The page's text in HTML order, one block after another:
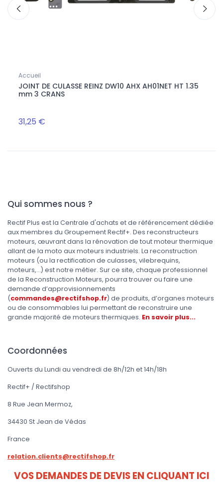
Accueil
JOINT DE CULASSE REINZ DW10 AHX AH01NET HT 1.35
mm 3 CRANS
31,25 €
Qui sommes nous ?
Rectif Plus est la Centrale d'achats et de référencement dédiée
aux membres du Groupement Rectif+. Des reconstructeurs
moteurs, œuvrant dans la rénovation de tout moteur thermique
allant de la moto aux moteurs industriels. La reconstruction
moteurs (ou la rectification de culasses, vilebrequins,
moteurs,...) est notre métier. Sur ce site, chaque professionnel
de la Reconstruction Moteurs, pourra trouver ou faire une
demande d’approvisionnements
(commandes@rectifshop.fr) de produits, d’organes moteurs
ou de consommables lui permettant de reconstruire une
grande majorité de moteurs thermiques. En savoir plus...
Coordonnées
Ouverts du Lundi au vendredi de 8h/12h et 14h/18h
Rectif+ / Rectifshop
8 Rue Jean Mermoz,
34430 St Jean de Védas
France
relation.clients@rectifshop.fr
VOS DEMANDES DE DEVIS EN CLIQUANT ICI